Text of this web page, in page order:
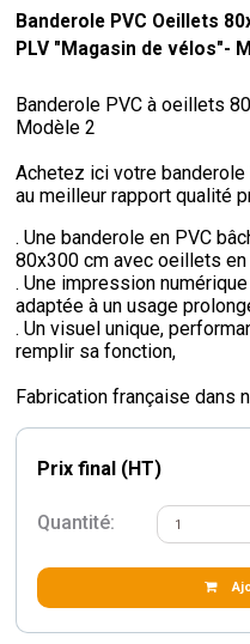
Banderole PVC Oeillets
PLV "Magasin de vélos"-
Banderole PVC à oeillets
Modèle 2
Achetez ici votre
au meilleur rapport qualité
. Une banderole en PVC
80x300 cm avec oeillets
. Une impression
adaptée à un usage
. Un visuel unique,
remplir sa fonction,
Fabrication française dans
Prix final (HT)
Quantité: